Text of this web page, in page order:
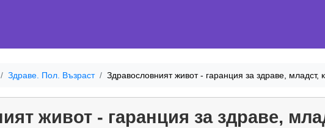
Здраве. Пол. Възраст Здравословният живот - гаранция за здраве, младст,
живот - гаранция за здраве,